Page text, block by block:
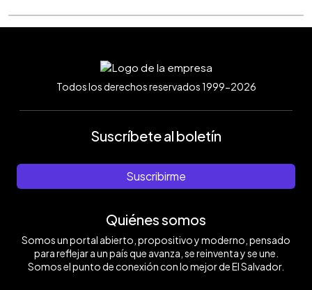
Todos los derechos reservados 1999-2026
Suscríbete al boletín
Suscribirme
Quiénes somos
Somos un portal abierto, propositivo y moderno, pensado
para reflejar a un país que avanza, se reinventa y se une.
Somos el punto de conexión con lo mejor de El Salvador.